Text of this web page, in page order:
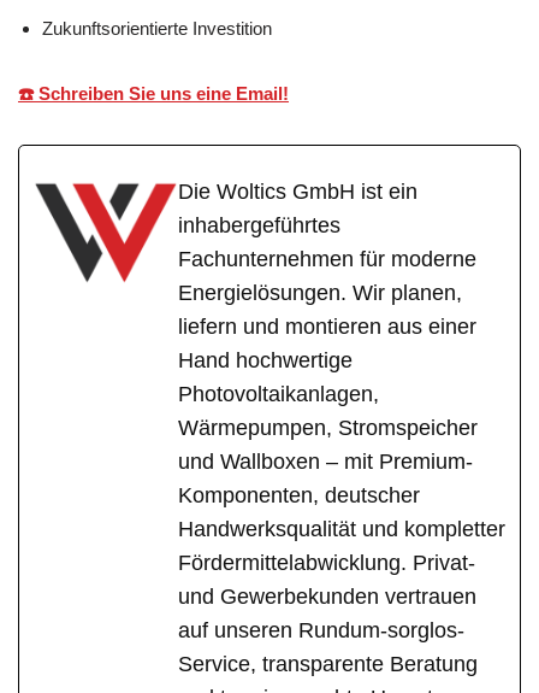
Zukunftsorientierte Investition
☎️ Schreiben Sie uns eine Email!
Die Woltics GmbH ist ein
inhabergeführtes
Fachunternehmen für moderne
Energielösungen. Wir planen,
liefern und montieren aus einer
Hand hochwertige
Photovoltaikanlagen,
Wärmepumpen, Stromspeicher
und Wallboxen – mit Premium-
Komponenten, deutscher
Handwerksqualität und kompletter
Fördermittelabwicklung. Privat-
und Gewerbekunden vertrauen
auf unseren Rundum-sorglos-
Service, transparente Beratung